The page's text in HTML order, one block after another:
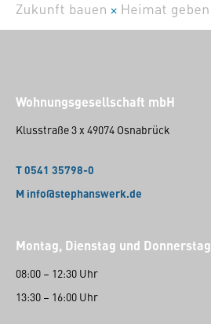
Wohnungsgesellschaft mbH
Klusstraße 3 x 49074 Osnabrück
T 0541 35798-0
M info@stephanswerk.de
Montag, Dienstag und Donnerstag
08:00 – 12:30 Uhr
13:30 – 16:00 Uhr